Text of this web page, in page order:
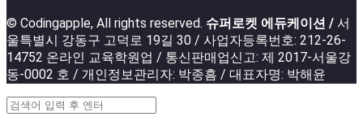
© Codingapple, All rights reserved. 슈퍼로켓 에듀케이션 / 서
울특별시 강동구 고덕로 19길 30 / 사업자등록번호: 212-26-
14752 온라인 교육학원업 / 통신판매업신고: 제 2017-서울강
동-0002 호 / 개인정보관리자: 박종흠 / 대표자명: 박해윤